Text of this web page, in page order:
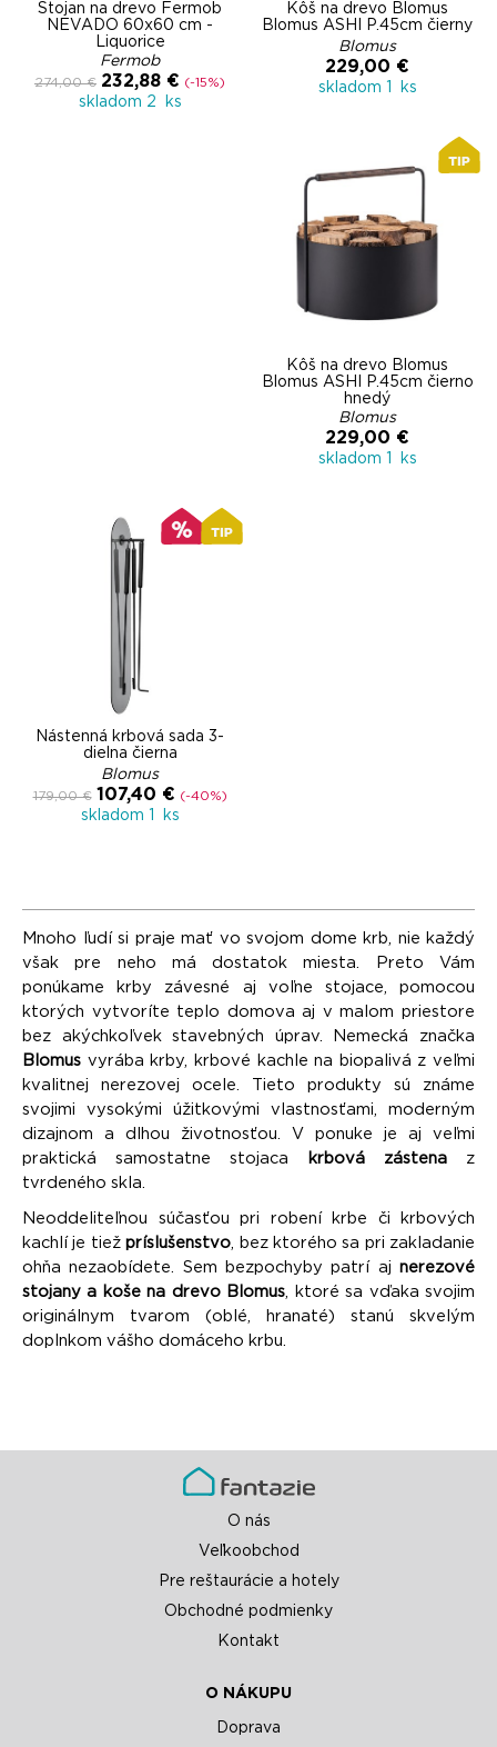
Stojan na drevo Fermob
NEVADO 60x60 cm -
Liquorice
Fermob
274,00 € 232,88 € (-15%)
skladom 2 ks
Kôš na drevo Blomus
Blomus ASHI P.45cm čierny
Blomus
229,00 €
skladom 1 ks
Kôš na drevo Blomus
Blomus ASHI P.45cm čierno
hnedý
Blomus
229,00 €
skladom 1 ks
Nástenná krbová sada 3-
dielna čierna
Blomus
179,00 € 107,40 € (-40%)
skladom 1 ks
Mnoho ľudí si praje mať vo svojom dome krb, nie každý
však pre neho má dostatok miesta. Preto Vám
ponúkame krby závesné aj voľne stojace, pomocou
ktorých vytvoríte teplo domova aj v malom priestore
bez akýchkoľvek stavebných úprav. Nemecká značka
Blomus vyrába krby, krbové kachle na biopalivá z veľmi
kvalitnej nerezovej ocele. Tieto produkty sú známe
svojimi vysokými úžitkovými vlastnosťami, moderným
dizajnom a dlhou životnosťou. V ponuke je aj veľmi
praktická samostatne stojaca
krbová zástenaz
tvrdeného skla.
Neoddeliteľnou súčasťou pri robení krbe či krbových
kachlí je tiežpríslušenstvo, bez ktorého sa pri zakladanie
ohňa nezaobídete. Sem bezpochyby patrí aj nerezové
stojany a koše na drevo Blomus, ktoré sa vďaka svojim
originálnym tvarom (oblé, hranaté) stanú skvelým
doplnkom vášho domáceho krbu.
O nás
Veľkoobchod
Pre reštaurácie a hotely
Obchodné podmienky
Kontakt
O NÁKUPU
Doprava